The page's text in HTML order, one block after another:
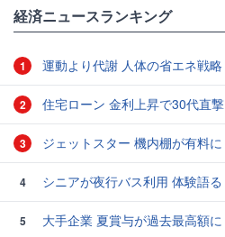
経済ニュースランキング
1 運動より代謝 人体の省エネ戦略
2 住宅ローン 金利上昇で30代直撃
3 ジェットスター 機内棚が有料に
4 シニアが夜行バス利用 体験語る
5
大手企業 夏賞与が過去最高額に